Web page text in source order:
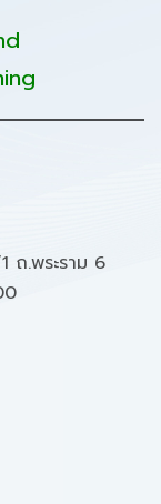
ถ.พระราม 6